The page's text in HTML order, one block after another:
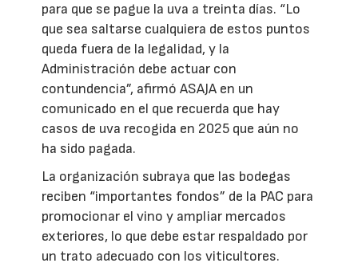
para que se pague la uva a treinta días. “Lo
que sea saltarse cualquiera de estos puntos
queda fuera de la legalidad, y la
Administración debe actuar con
contundencia”, afirmó ASAJA en un
comunicado en el que recuerda que hay
casos de uva recogida en 2025 que aún no
ha sido pagada.
La organización subraya que las bodegas
reciben “importantes fondos” de la PAC para
promocionar el vino y ampliar mercados
exteriores, lo que debe estar respaldado por
un trato adecuado con los viticultores.